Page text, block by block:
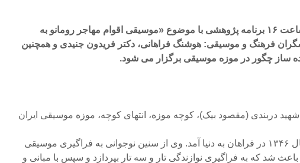
در روز جمعه ۲۷ آذر ساعت ۱۶ برنامه پژوهشی با موضوع «موسیقی اقوام مهاجر رومانو به
فرهنگ و موسیقی: هوشنگ فراهانی، دکتر فریدون جنیدی و همچنین
ساز چگور در موزه موسیقی برگزار می شود.
دربندی (مقصود بیک)، کوچه موزه، انتهای کوچه، موزه موسیقی ایران
هوشنگ فراهانی در سال ۱۳۴۶ در فراهان به دنیا آمد. وی از سنین نوجوانی به فراگیری موسیقی
شد که به فراگیری نوازندگی تار و سه تار بپردازد و سپس با مبانی و